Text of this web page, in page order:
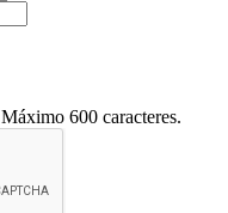
Máximo 600 caracteres.